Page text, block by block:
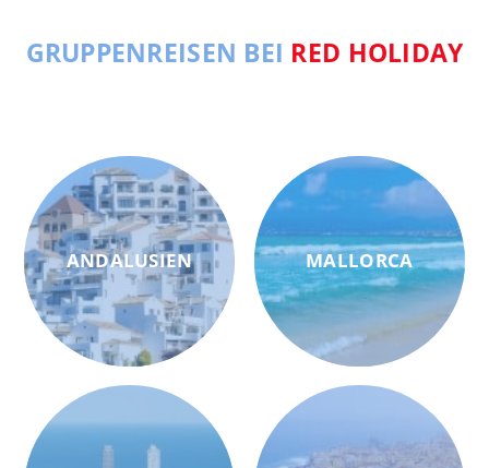
GRUPPENREISEN BEI RED HOLIDAY
ANDALUSIEN MALLORCA